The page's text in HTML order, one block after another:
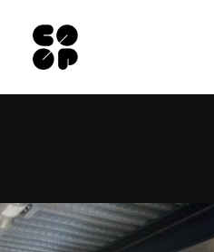
Nos salles
Professionnels hébergés